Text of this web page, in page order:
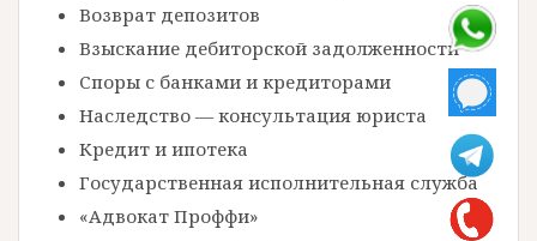
Возврат депозитов
Взыскание дебиторской задолженности
Споры с банками и кредиторами
Наследство — консультация юриста
Кредит и ипотека
Государственная исполнительная служба
«Адвокат Проффи»